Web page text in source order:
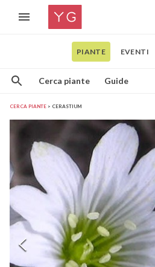
PIANTE EVENTI
Cerca piante Guide
CERCA PIANTE CERASTIUM